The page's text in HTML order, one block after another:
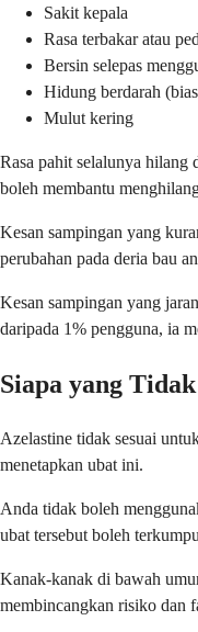
Sakit kepala
Rasa terbakar atau
Bersin selepas
Hidung berdarah
Mulut kering
Rasa pahit selalunya hilang
boleh membantu
Kesan sampingan yang
perubahan pada deria bau
Kesan sampingan yang
daripada 1% pengguna, ia
Siapa yang
Azelastine tidak sesuai
menetapkan ubat ini.
Anda tidak boleh
ubat tersebut boleh
Kanak-kanak di bawah
membincangkan risiko dan